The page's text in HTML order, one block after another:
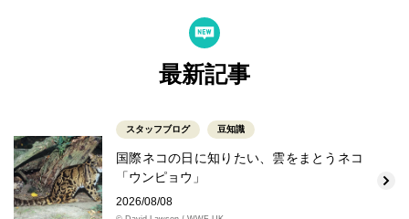
最新記事
スタッフブログ 豆知識
国際ネコの日に知りたい、雲をまとうネコ
「ウンピョウ」
2026/08/08